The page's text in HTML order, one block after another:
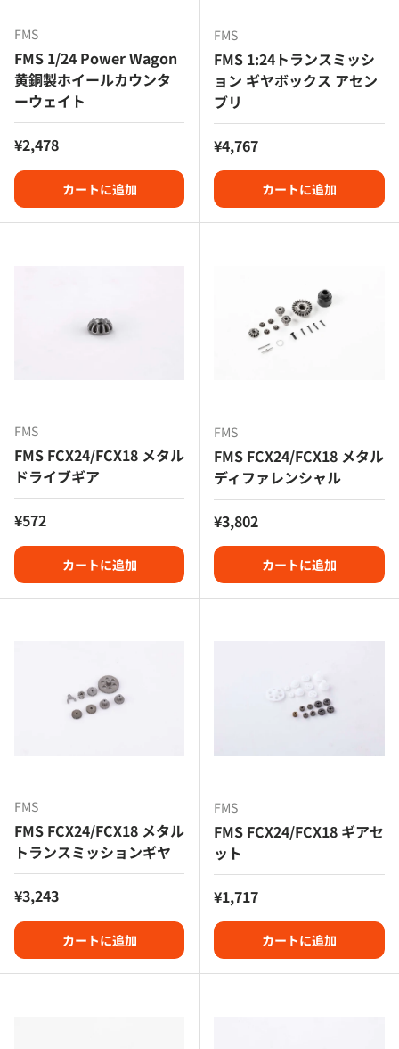
FMS
FMS 1/24 Power Wagon
黄銅製ホイールカウンタ
ーウェイト
定価
¥2,478
カートに追加
FMS
FMS 1:24トランスミッシ
ョン ギヤボックス アセン
ブリ
定価
¥4,767
カートに追加
FMS
FMS FCX24/FCX18 メタル
ドライブギア
定価
¥572
カートに追加
FMS
FMS FCX24/FCX18 メタル
ディファレンシャル
定価
¥3,802
カートに追加
FMS
FMS FCX24/FCX18 メタル
トランスミッションギヤ
定価
¥3,243
カートに追加
FMS
FMS FCX24/FCX18 ギアセ
ット
定価
¥1,717
カートに追加